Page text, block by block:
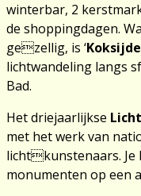
winterbar, 2
de shoppingdagen.
gezellig, is ‘
lichtwandeling langs
Bad.
Het driejaarlijkse
met het werk van
lichtkunstenaars. Je
monumenten op een